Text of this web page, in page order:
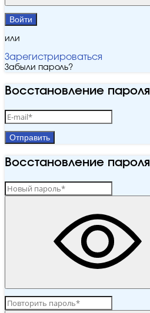
Войти
или
Зарегистрироваться
Забыли пароль?
Восстановление пароля
Отправить
Восстановление пароля